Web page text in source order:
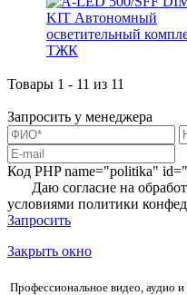
Товары 1 - 11 из 11
Запросить у менеджера
Код PHPname="politika"
Даю согласие на
условиями политики
Запросить
Закрыть окно
Профессиональное видео, аудио и